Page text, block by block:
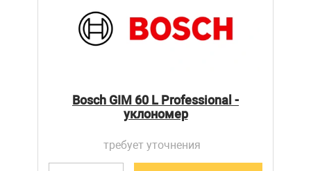
Bosch GIM 60 L Professional -
уклономер
требует уточнения